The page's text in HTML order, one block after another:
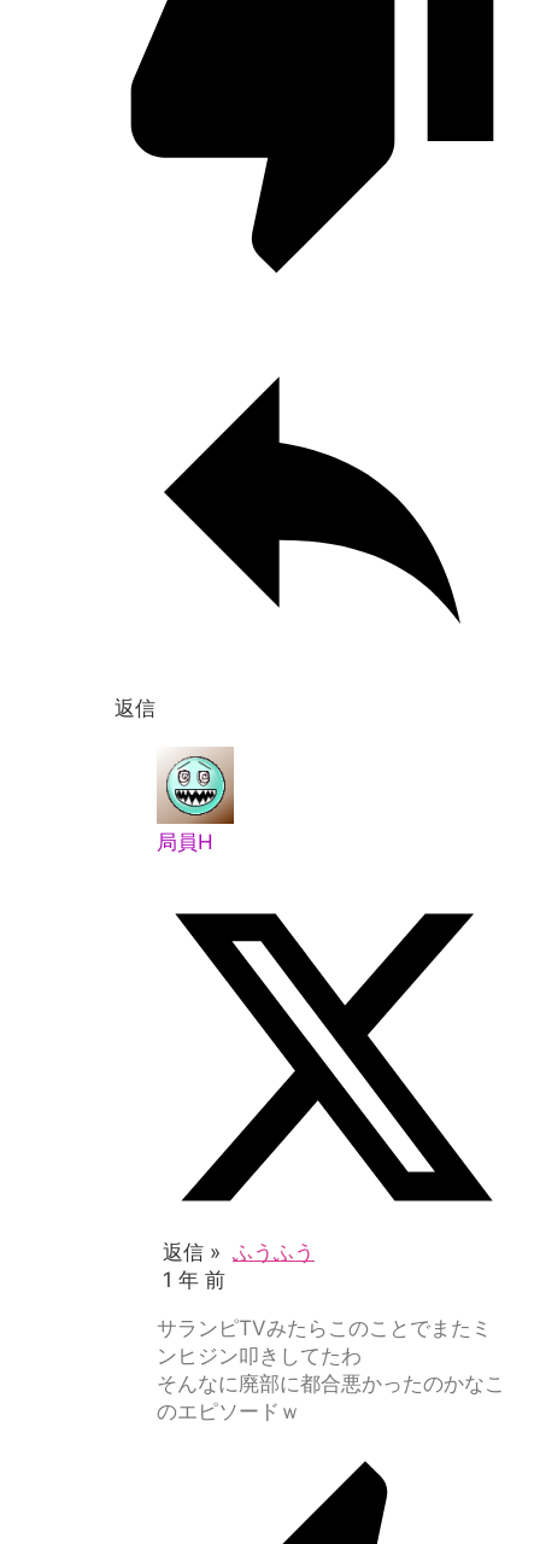
返信
局員H
返信 » ふうふう
1 年 前
サランピTVみたらこのことでまたミ
ンヒジン叩きしてたわ
そんなに廃部に都合悪かったのかなこ
のエピソードｗ